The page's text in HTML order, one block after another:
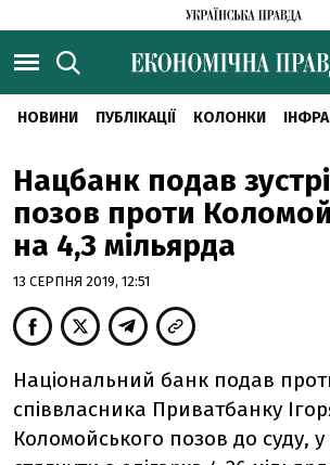
НОВИНИ ПУБЛІКАЦІЇ КОЛОНКИ
Нацбанк подав
позов проти
на 4,3 мільярда
13 СЕРПНЯ 2019, 12:51
Національний банк подав
співвласника Приватбанку
Коломойського позов до суду,